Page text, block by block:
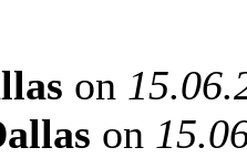
on
on